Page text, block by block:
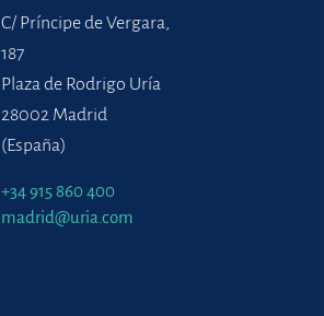
C/ Príncipe de Vergara,
187
Plaza de Rodrigo Uría
28002 Madrid
(España)
+34 915 860 400
madrid@uria.com